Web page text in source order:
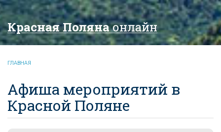
Красная Полянаонлайн
ГЛАВНАЯ
Афиша мероприятий в
Красной Поляне